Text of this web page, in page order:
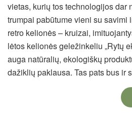
vietas, kurių tos technologijos dar
trumpai pabūtume vieni su savimi
retro kelionės – kruizai,
lėtos kelionės geležinkeliu „Rytų
auga natūralių, ekologiškų
dažiklių paklausa. Tas pats bus ir